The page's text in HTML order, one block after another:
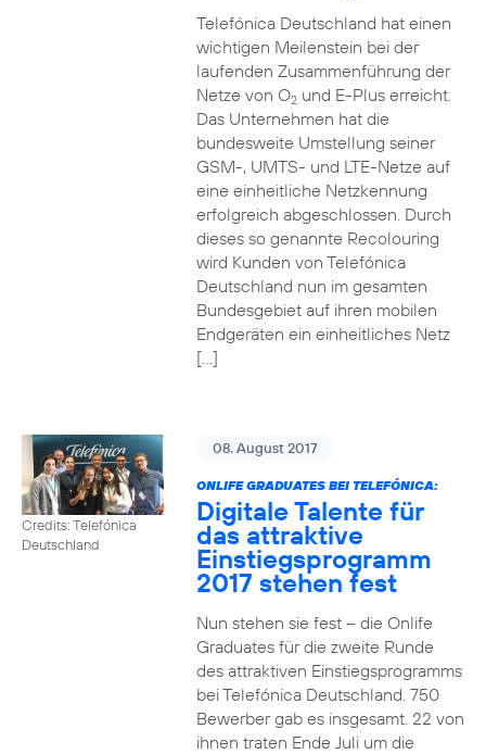
Telefónica Deutschland hat einen
wichtigen Meilenstein bei der
laufenden Zusammenführung der
Netze von O2und E-Plus erreicht.
Das Unternehmen hat die
bundesweite Umstellung seiner
GSM-, UMTS- und LTE-Netze auf
eine einheitliche Netzkennung
erfolgreich abgeschlossen. Durch
dieses so genannte Recolouring
wird Kunden von Telefónica
Deutschland nun im gesamten
Bundesgebiet auf ihren mobilen
Endgeräten ein einheitliches Netz
[…]
Credits: Telefónica
Deutschland
08. August 2017
ONLIFE GRADUATES BEI TELEFÓNICA:
Digitale Talente für
das attraktive
Einstiegsprogramm
2017 stehen fest
Nun stehen sie fest – die Onlife
Graduates für die zweite Runde
des attraktiven Einstiegsprogramms
bei Telefónica Deutschland. 750
Bewerber gab es insgesamt. 22 von
ihnen traten Ende Juli um die